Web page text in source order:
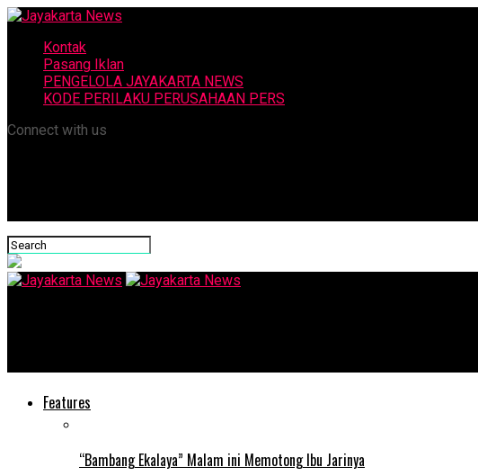
Kontak
Pasang Iklan
PENGELOLA JAYAKARTA NEWS
KODE PERILAKU PERUSAHAAN PERS
Connect with us
Features
“Bambang Ekalaya” Malam ini Memotong Ibu Jarinya